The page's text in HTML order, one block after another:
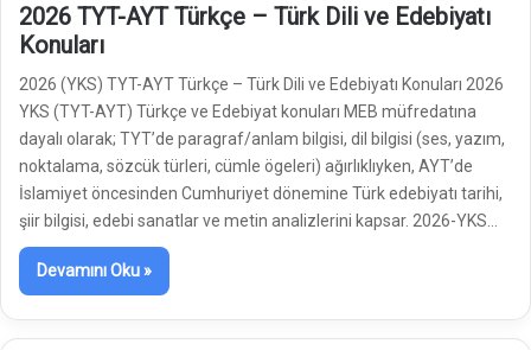
2026 TYT-AYT Türkçe – Türk Dili ve Edebiyatı
Konuları
2026 (YKS) TYT-AYT Türkçe – Türk Dili ve Edebiyatı Konuları 2026
YKS (TYT-AYT) Türkçe ve Edebiyat konuları MEB müfredatına
dayalı olarak; TYT’de paragraf/anlam bilgisi, dil bilgisi (ses, yazım,
noktalama, sözcük türleri, cümle ögeleri) ağırlıklıyken, AYT’de
İslamiyet öncesinden Cumhuriyet dönemine Türk edebiyatı tarihi,
şiir bilgisi, edebi sanatlar ve metin analizlerini kapsar. 2026-YKS…
Devamını Oku »